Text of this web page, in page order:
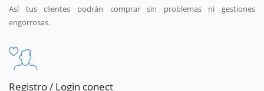
Así tus clientes podrán comprar sin problemas ni gestiones
engorrosas.
Registro / Login conect